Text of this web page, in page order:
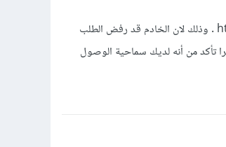
الخطأ يخبرك أنه لامكن الإتصال بالعنوان http://192.168.9.16:8080/shot.jpg . وذلك لان الخادم قد رفض الطلب
تأكد من أنه لديك سماحية الوصول